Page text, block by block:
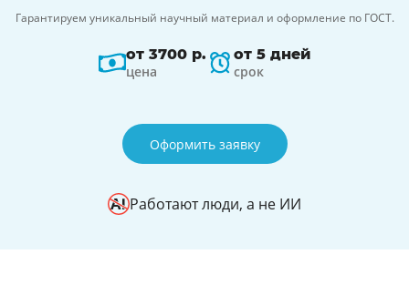
Гарантируем уникальный научный материал и оформление по ГОСТ.
от 3700 р.
цена
от 5 дней
срок
Оформить заявку
Работают люди, а не ИИ